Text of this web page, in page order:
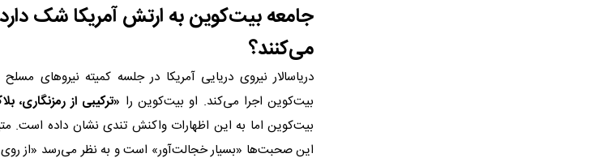
جامعه بیت‌کوین به ارتش آمریکا شک
می‌کنند؟
دریاسالار نیروی دریایی آمریکا در جلسه کمیته نیروهای
بیت‌کوین اجرا می‌کند. او بیت‌کوین را «ترکیبی از رمزنگاری،
بیت‌کوین اما به این اظهارات واکنش تندی نشان داده است.
این صحبت‌ها «بسیار خجالت‌آور» است و به نظر می‌رسد «از روی